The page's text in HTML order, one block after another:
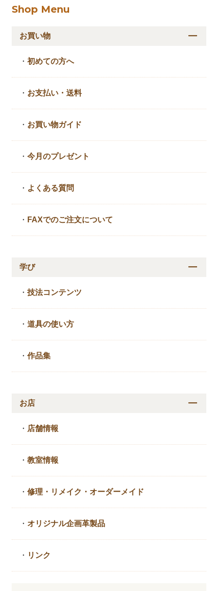
Shop Menu
お買い物
・初めての方へ
・ お支払い・送料
・ お買い物ガイド
・今月のプレゼント
・ よくある質問
・ FAXでのご注文について
学び
・技法コンテンツ
・道具の使い方
・作品集
お店
・ 店舗情報
・教室情報
・修理・リメイク・ オーダーメイド
・ オリジナル企画革製品
・ リンク